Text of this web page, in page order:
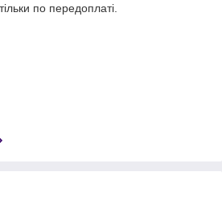
по передоплаті.